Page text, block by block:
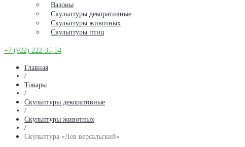
Вазоны
Скульптуры декоративные
Скульптуры животных
Скульптуры птиц
+7 (922) 222-35-54
Главная
/
Товары
/
Скульптуры декоративные
/
Скульптуры животных
/
Скульптура «Лев версальский»